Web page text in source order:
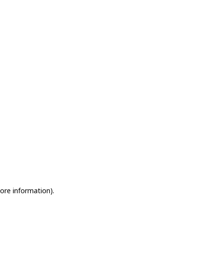
information).